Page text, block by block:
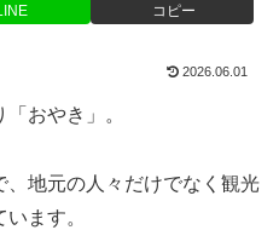
コピー
2026.06.01
おやき」。
地元の人々だけでなく観光
ます。